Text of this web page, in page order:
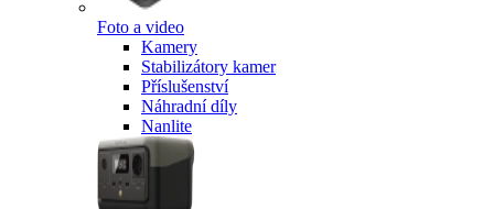
Foto a video
Kamery
Stabilizátory kamer
Příslušenství
Náhradní díly
Nanlite